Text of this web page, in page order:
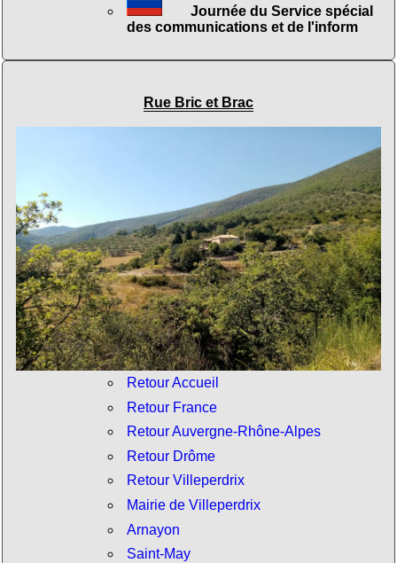
Journée du Service spécial
des communications et de l'inform
Rue Bric et Brac
Retour Accueil
Retour France
Retour Auvergne-Rhône-Alpes
Retour Drôme
Retour Villeperdrix
Mairie de Villeperdrix
Arnayon
Saint-May